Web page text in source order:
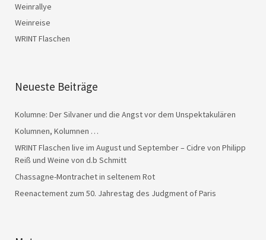
Weinrallye
Weinreise
WRINT Flaschen
Neueste Beiträge
Kolumne: Der Silvaner und die Angst vor dem Unspektakulären
Kolumnen, Kolumnen …
WRINT Flaschen live im August und September – Cidre von Philipp
Reiß und Weine von d.b Schmitt
Chassagne-Montrachet in seltenem Rot
Reenactement zum 50. Jahrestag des Judgment of Paris